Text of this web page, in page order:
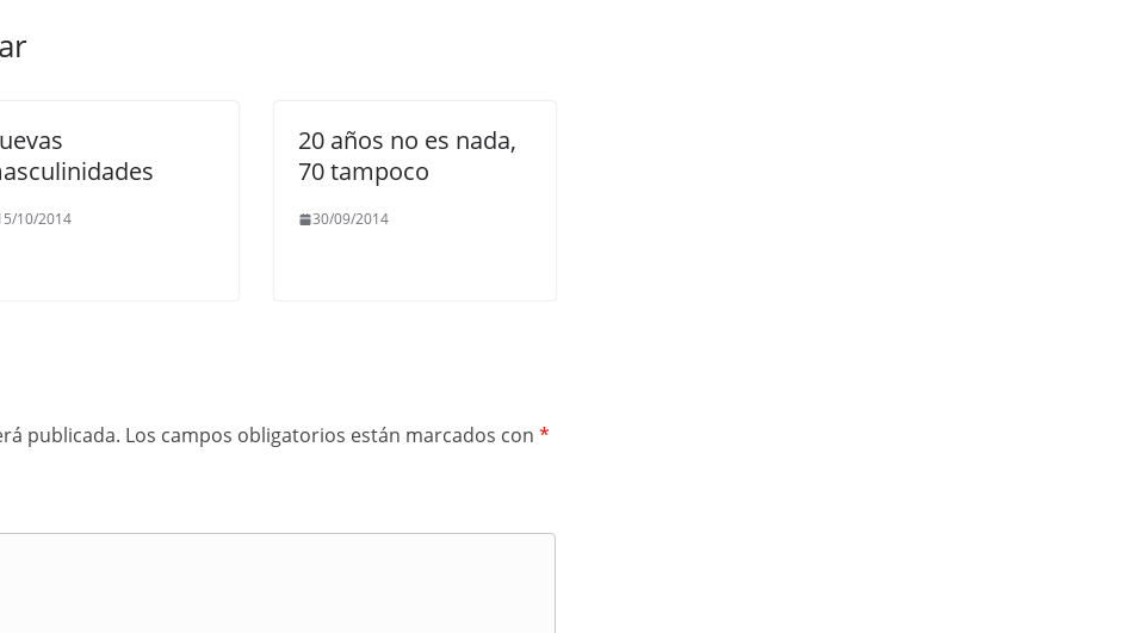
10/2014
20 años no es nada,
70 tampoco
30/09/2014
publicada. Los campos obligatorios están marcados con *